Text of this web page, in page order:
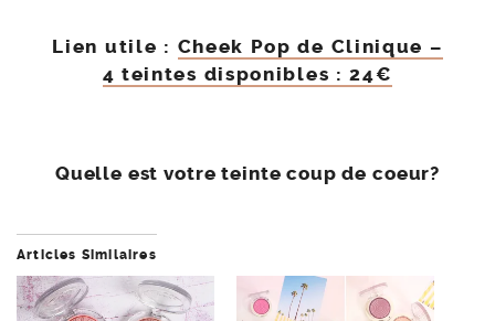
Lien utile : Cheek Pop de Clinique –
4 teintes disponibles : 24€
Quelle est votre teinte coup de coeur?
Articles Similaires